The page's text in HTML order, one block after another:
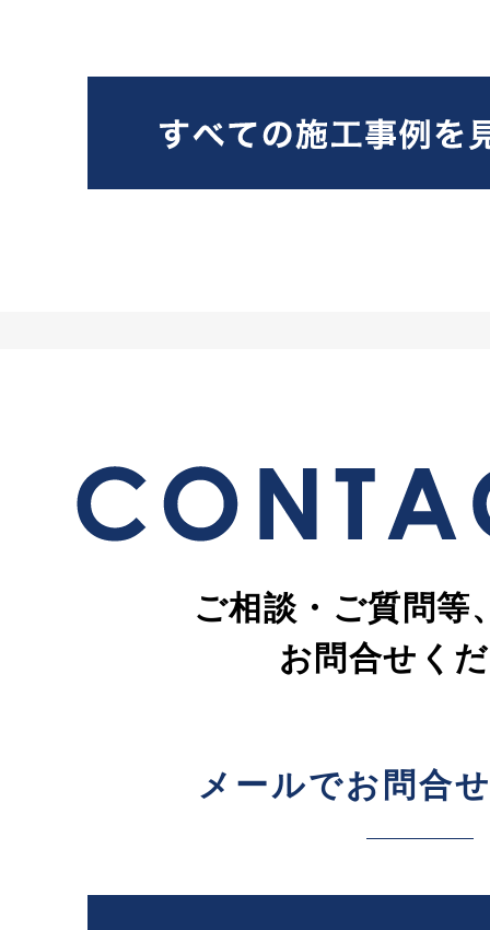
ご相談・ご質問等
お問合せく
メールでお問合